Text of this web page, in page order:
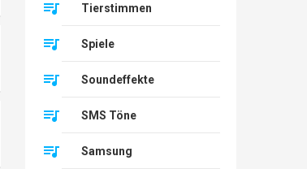
Tierstimmen
Spiele
Soundeffekte
SMS Töne
Samsung